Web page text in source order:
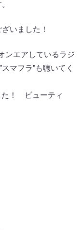
いました！
ンエアしているラジ
マフラ”も聴いてく
た！ ビューティ